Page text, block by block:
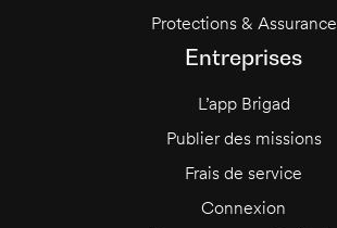
Protections & Assurance
Entreprises
L’app Brigad
Publier des missions
Frais de service
Connexion